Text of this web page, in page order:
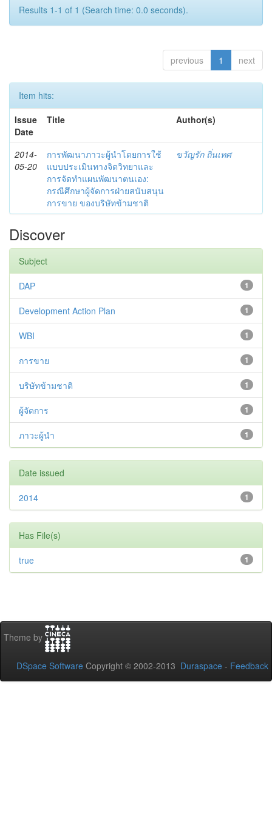
Results 1-1 of 1 (Search time: 0.0 seconds).
previous 1 next
Item hits:
Issue
Date
Title Author(s)
2014-
05-20
การพัฒนาภาวะผู้นำโดยการใช้
แบบประเมินทางจิตวิทยาและ
การจัดทำแผนพัฒนาตนเอง:
กรณีศึกษาผู้จัดการฝ่ายสนับสนุน
การขาย ของบริษัทข้ามชาติ
ขวัญรัก ถิ่นเทศ
Discover
Subject
1
DAP
1
Development Action Plan
1
WBI
1
การขาย
1
บริษัทข้ามชาติ
1
ผู้จัดการ
1
ภาวะผู้นำ
Date issued
1
2014
Has File(s)
1
true
Theme by
DSpace Software Copyright © 2002-2013 Duraspace - Feedback